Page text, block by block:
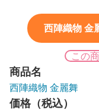
西陣織物 金
この
商品名
西陣織物 金麗舞
価格（税込）